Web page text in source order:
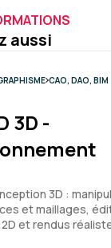
aussi
CAO, DAO, BIM
3D -
3D :
et maillages,
et rendus